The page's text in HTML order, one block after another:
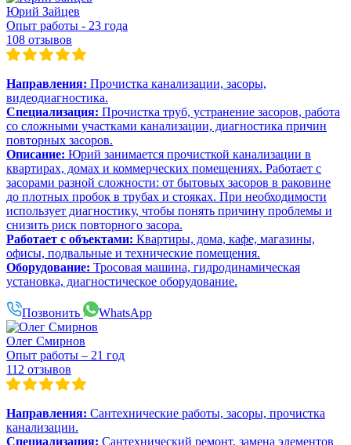
Юрий Зайцев
Опыт работы - 23 года
108 отзывов
Направления: Прочистка канализации, засоры,
видеодиагностика.
Специализация: Прочистка труб, устранение засоров, работа
со сложными участками канализации, диагностика причин
повторных засоров.
Описание: Юрий занимается прочисткой канализации в
квартирах, домах и коммерческих помещениях. Работает с
засорами разной сложности: от бытовых засоров в раковине
до плотных пробок в трубах и стояках. При необходимости
использует диагностику, чтобы понять причину проблемы и
снизить риск повторного засора.
Работает с объектами: Квартиры, дома, кафе, магазины,
офисы, подвальные и технические помещения.
Оборудование: Тросовая машина, гидродинамическая
установка, диагностическое оборудование.
Позвонить WhatsApp
Олег Смирнов
Опыт работы – 21 год
112 отзывов
Направления: Сантехнические работы, засоры, прочистка
канализации.
Специализация: Сантехнический ремонт, замена элементов